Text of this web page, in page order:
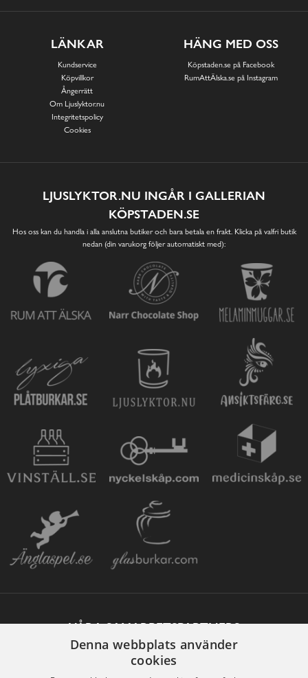
LÄNKAR
Kundservice
Köpvillkor
Ångerrätt
Om Ljuslyktor.nu
Integritetspolicy
Cookies
HÄNG MED OSS
Köpstaden.se på Facebook
RumAttÄlska.se på Instagram
LJUSLYKTOR.NU INGÅR I GALLERIAN
KÖPSTADEN.SE
Hos oss kan du handla i alla anslutna butiker och bara betala en frakt. Klicka på valfri butik
nedan (din varukorg följer automatiskt med):
VÅRA SAMARBETSPARTNERS
Denna webbplats använder
cookies